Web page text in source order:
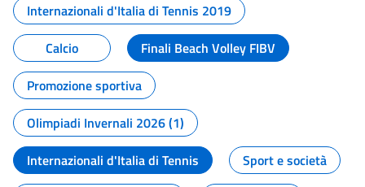
Internazionali d'Italia di Tennis 2019
Calcio
Finali Beach Volley FIBV
Promozione sportiva
Olimpiadi Invernali 2026 (1)
Internazionali d'Italia di Tennis
Sport e società